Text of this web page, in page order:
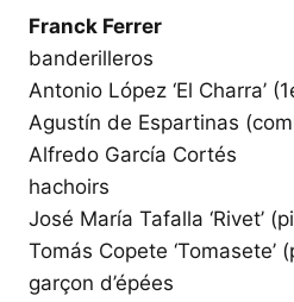
Franck Ferrer
banderilleros
Antonio López ‘El Charra’
Agustín de Espartinas
Alfredo García Cortés
hachoirs
José María Tafalla ‘Rivet’
Tomás Copete ‘Tomasete’
garçon d’épées